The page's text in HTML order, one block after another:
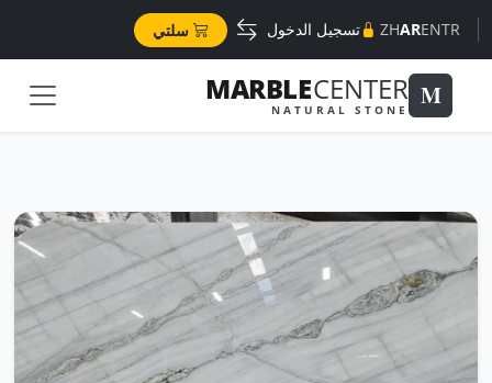
TR
EN
AR
ZH تسجيل الدخول سلتي
M
MARBLECENTER
NATURAL STONE